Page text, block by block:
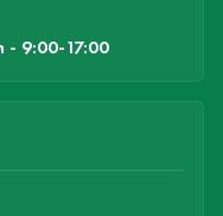
9:00-17:00